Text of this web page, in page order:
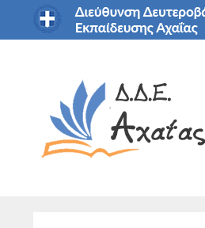
Μετάβαση